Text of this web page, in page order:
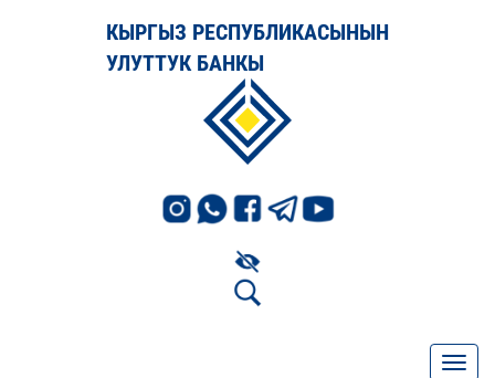
КЫРГЫЗ РЕСПУБЛИКАСЫНЫН
УЛУТТУК БАНКЫ